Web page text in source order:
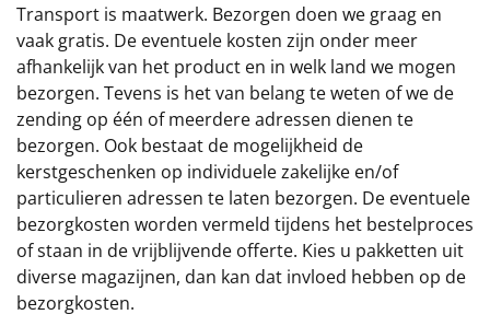
Transport is maatwerk. Bezorgen doen we graag en
vaak gratis. De eventuele kosten zijn onder meer
afhankelijk van het product en in welk land we mogen
bezorgen. Tevens is het van belang te weten of we de
zending op één of meerdere adressen dienen te
bezorgen. Ook bestaat de mogelijkheid de
kerstgeschenken op individuele zakelijke en/of
particulieren adressen te laten bezorgen. De eventuele
bezorgkosten worden vermeld tijdens het bestelproces
of staan in de vrijblijvende offerte. Kies u pakketten uit
diverse magazijnen, dan kan dat invloed hebben op de
bezorgkosten.